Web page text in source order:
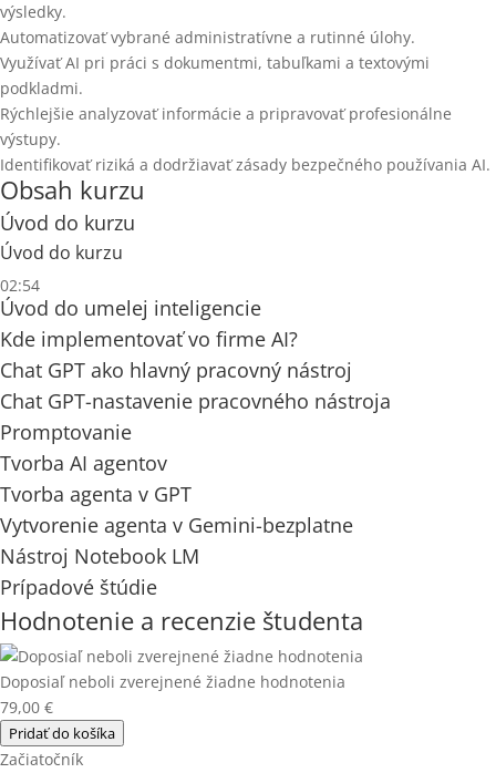
výsledky.
Automatizovať vybrané administratívne a rutinné úlohy.
Využívať AI pri práci s dokumentmi, tabuľkami a textovými
podkladmi.
Rýchlejšie analyzovať informácie a pripravovať profesionálne
výstupy.
Identifikovať riziká a dodržiavať zásady bezpečného používania AI.
Obsah kurzu
Úvod do kurzu
Úvod do kurzu
02:54
Úvod do umelej inteligencie
Kde implementovať vo firme AI?
Chat GPT ako hlavný pracovný nástroj
Chat GPT-nastavenie pracovného nástroja
Promptovanie
Tvorba AI agentov
Tvorba agenta v GPT
Vytvorenie agenta v Gemini-bezplatne
Nástroj Notebook LM
Prípadové štúdie
Hodnotenie a recenzie študenta
Doposiaľ neboli zverejnené žiadne hodnotenia
79,00 €
Pridať do košíka
Začiatočník